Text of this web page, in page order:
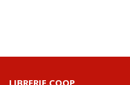
LIBRERIE.COOP